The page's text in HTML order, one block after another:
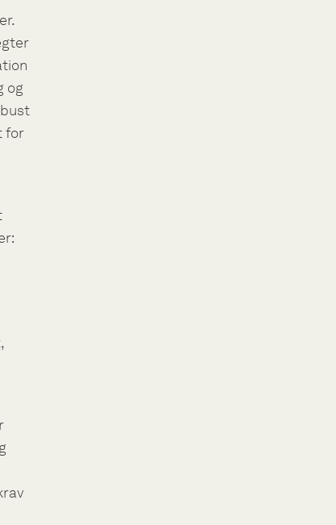
og
for